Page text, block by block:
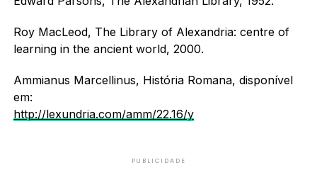
Roy MacLeod, The Library of Alexandria: centre of
learning in the ancient world, 2000.
Ammianus Marcellinus, História Romana, disponível
em:
http://lexundria.com/amm/22.16/y
PUBLICIDADE